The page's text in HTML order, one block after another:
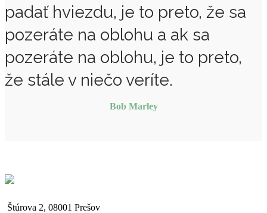
padať hviezdu, je to preto, že sa
pozeráte na oblohu a ak sa
pozeráte na oblohu, je to preto,
že stále v niečo veríte.
Bob Marley
Štúrova 2, 08001 Prešov